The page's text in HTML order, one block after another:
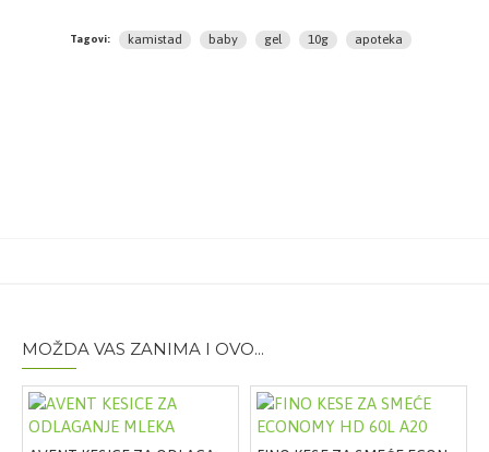
alkohol, laureth-9, aroma, acesulfam-kalijum, disodium
Tagovi: kamistad baby gel 10g apoteka
MOŽDA VAS ZANIMA I OVO...